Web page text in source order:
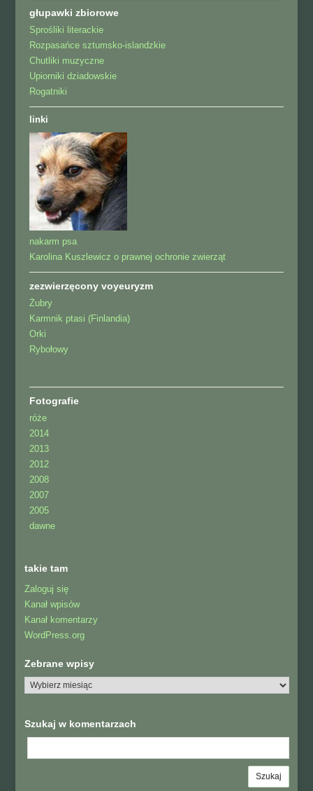
głupawki zbiorowe
Sprośliki literackie
Rozpasańce sztumsko-islandzkie
Chutliki muzyczne
Upiorniki dziadowskie
Rogatniki
linki
nakarm psa
Karolina Kuszlewicz o prawnej ochronie zwierząt
zezwierzęcony voyeuryzm
Żubry
Karmnik ptasi (Finlandia)
Orki
Rybołowy
Fotografie
róże
2014
2013
2012
2008
2007
2005
dawne
takie tam
Zaloguj się
Kanał wpisów
Kanał komentarzy
WordPress.org
Zebrane wpisy
Szukaj w komentarzach